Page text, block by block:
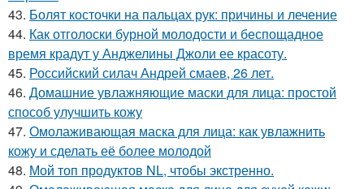
43. Болят косточки на пальцах рук: причины и лечение
44. Как отголоски бурной молодости и беспощадное
время крадут у Анджелины Джоли ее красоту.
45. Российский силач Андрей смаев, 26 лет.
46. Домашние увлажняющие маски для лица: простой
способ улучшить кожу
47. Омолаживающая маска для лица: как увлажнить
кожу и сделать её более молодой
48. Мой топ продуктов NL, чтобы экстренно.